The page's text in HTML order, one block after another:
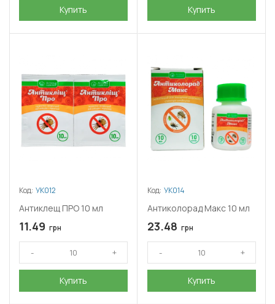
Купить Купить
Код: УК012
Антиклещ ПРО 10 мл
11.49 грн
Купить
Код: УК014
Антиколорад Макс 10 мл
23.48 грн
Купить